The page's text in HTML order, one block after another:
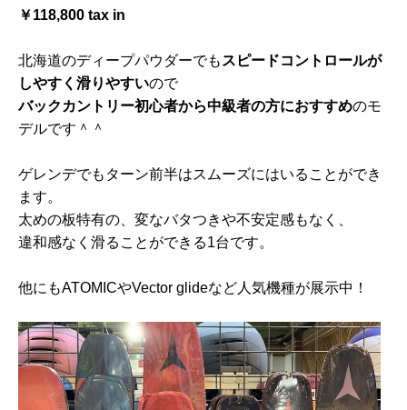
￥118,800 tax in
北海道のディープパウダーでも スピードコントロールが
しやすく滑りやすいので
バックカントリー初心者から中級者の方におすすめのモ
デルです＾＾
ゲレンデでもターン前半はスムーズにはいることができ
ます。
太めの板特有の、変なバタつきや不安定感もなく、
違和感なく滑ることができる1台です。
他にもATOMICやVector glideなど人気機種が展示中！